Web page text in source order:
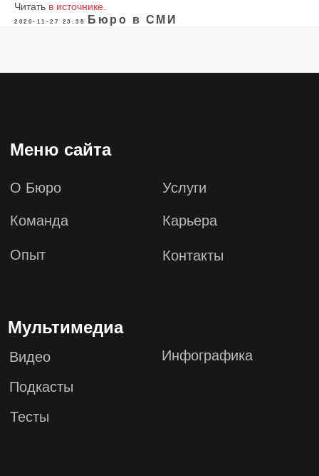
Читать в источнике.
2020-11-27 23:38 Бюро в СМИ
Информ-Бюро
Контакты
Опыт
Новости Бюро Аналитика
набережная, дом 12, подъезд 6, этаж